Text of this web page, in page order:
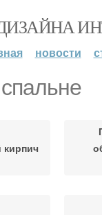
новости